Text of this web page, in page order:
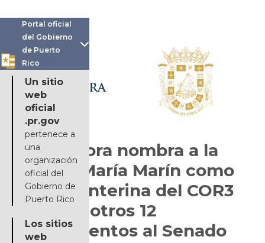
Portal oficial
del Gobierno
de Puerto
Rico

Un sitio
web
oficial
.pr.gov
pertenece a
una
organización
oficial del
Gobierno de
Puerto Rico
Los sitios
web
GOBERNADORA
Gobernadora nombra a la
contable María Marín como
directora interina del COR3
y somete otros 12
nombramientos al Senado